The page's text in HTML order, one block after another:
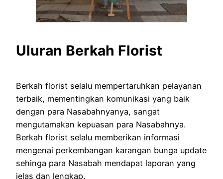
Uluran Berkah Florist
Berkah florist selalu mempertaruhkan pelayanan
terbaik, mementingkan komunikasi yang baik
dengan para Nasabahnyanya, sangat
mengutamakan kepuasan para Nasabahnya.
Berkah florist selalu memberikan informasi
mengenai perkembangan karangan bunga update
sehinga para Nasabah mendapat laporan yang
jelas dan lengkap.